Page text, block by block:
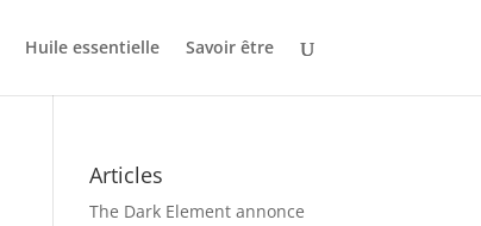
Huile essentielle Savoir être
Articles
The Dark Element annonce